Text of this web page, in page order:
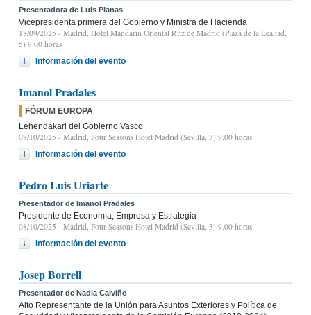
Presentadora de Luis Planas
Vicepresidenta primera del Gobierno y Ministra de Hacienda
18/09/2025 - Madrid, Hotel Mandarin Oriental Ritz de Madrid (Plaza de la Lealtad,
5) 9:00 horas
Información del evento
Imanol Pradales
FÓRUM EUROPA
Lehendakari del Gobierno Vasco
08/10/2025 - Madrid, Four Seasons Hotel Madrid (Sevilla, 3) 9.00 horas
Información del evento
Pedro Luis Uriarte
Presentador de Imanol Pradales
Presidente de Economía, Empresa y Estrategia
08/10/2025 - Madrid, Four Seasons Hotel Madrid (Sevilla, 3) 9.00 horas
Información del evento
Josep Borrell
Presentador de Nadia Calviño
Alto Representante de la Unión para Asuntos Exteriores y Política de